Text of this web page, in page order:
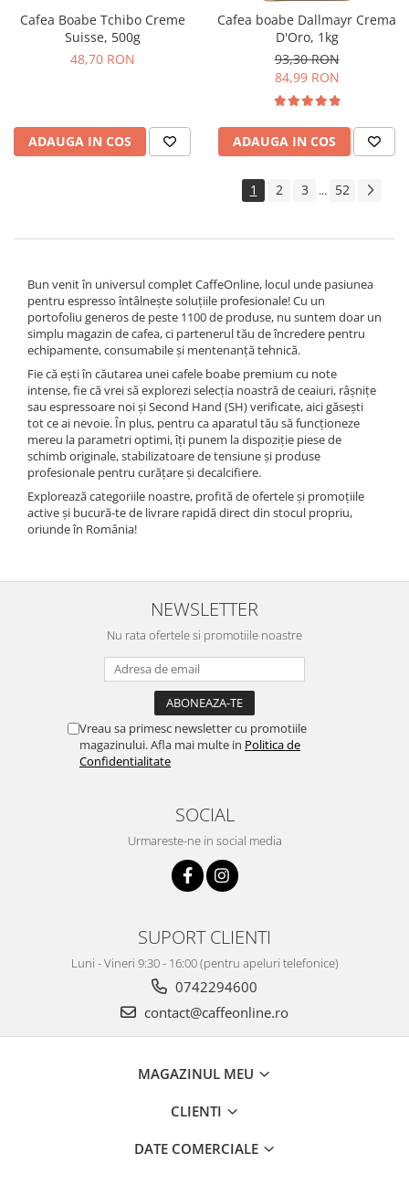
Cafea Boabe Tchibo Creme
Suisse, 500g
48,70 RON
ADAUGA IN COS
Cafea boabe Dallmayr Crema
D'Oro, 1kg
93,30 RON
84,99 RON
ADAUGA IN COS
1 2 3 ... 52
Bun venit în universul complet CaffeOnline, locul unde pasiunea
pentru espresso întâlnește soluțiile profesionale! Cu un
portofoliu generos de peste 1100 de produse, nu suntem doar un
simplu magazin de cafea, ci partenerul tău de încredere pentru
echipamente, consumabile și mentenanță tehnică.
Fie că ești în căutarea unei cafele boabe premium cu note
intense, fie că vrei să explorezi selecția noastră de ceaiuri, râșnițe
sau espressoare noi și Second Hand (SH) verificate, aici găsești
tot ce ai nevoie. În plus, pentru ca aparatul tău să funcționeze
mereu la parametri optimi, îți punem la dispoziție piese de
schimb originale, stabilizatoare de tensiune și produse
profesionale pentru curățare și decalcifiere.
Explorează categoriile noastre, profită de ofertele și promoțiile
active și bucură-te de livrare rapidă direct din stocul propriu,
oriunde în România!
NEWSLETTER
Nu rata ofertele si promotiile noastre
Vreau sa primesc newsletter cu promotiile
magazinului. Afla mai multe in Politica de
Confidentialitate
SOCIAL
Urmareste-ne in social media
SUPORT CLIENTI
Luni - Vineri 9:30 - 16:00 (pentru apeluri telefonice)
0742294600
contact@caffeonline.ro
MAGAZINUL MEU
CLIENTI
DATE COMERCIALE